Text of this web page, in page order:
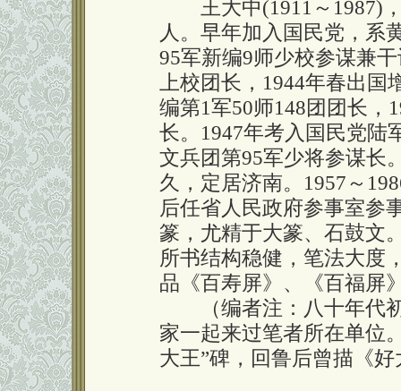
王大中(1911～1987)，
人。早年加入国民党，系
95军新编9师少校参谋兼
上校团长，1944年春出国
编第1军50师148团团长，
长。1947年考入国民党陆
文兵团第95军少将参谋长
久，定居济南。1957～
后任省人民政府参事室参
篆，尤精于大篆、石鼓文
所书结构稳健，笔法大度
品《百寿屏》、《百福屏
（编者注：八十年代初
家一起来过笔者所在单位
大王”碑，回鲁后曾描《